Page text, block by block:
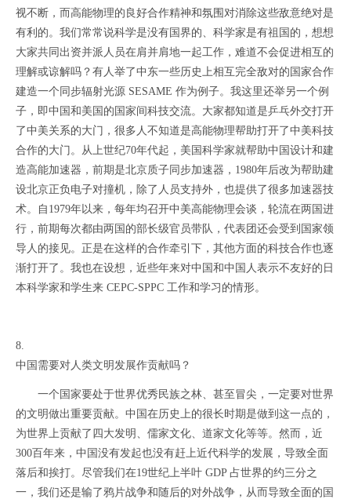
视不断，而高能物理的良好合作精神和氛围对消除这些敌意绝对是
有利的。我们常常说科学是没有国界的、科学家是有祖国的，想想
大家共同出资并派人员在肩并肩地一起工作，难道不会促进相互的
理解或谅解吗？有人举了中东一些历史上相互完全敌对的国家合作
建造一个同步辐射光源 SESAME 作为例子。我这里还举另一个例
子，即中国和美国的国家间科技交流。大家都知道是乒乓外交打开
了中美关系的大门，很多人不知道是高能物理帮助打开了中美科技
合作的大门。从上世纪70年代起，美国科学家就帮助中国设计和建
造高能加速器，前期是北京质子同步加速器，1980年后改为帮助建
设北京正负电子对撞机，除了人员支持外，也提供了很多加速器技
术。自1979年以来，每年均召开中美高能物理会谈，轮流在两国进
行，前期每次都由两国的部长级官员带队，代表团还会受到国家领
导人的接见。正是在这样的合作牵引下，其他方面的科技合作也逐
渐打开了。我也在设想，近些年来对中国和中国人表示不友好的日
本科学家和学生来 CEPC-SPPC 工作和学习的情形。
8.
中国需要对人类文明发展作贡献吗？
一个国家要处于世界优秀民族之林、甚至冒尖，一定要对世界
的文明做出重要贡献。中国在历史上的很长时期是做到这一点的，
为世界上贡献了四大发明、儒家文化、道家文化等等。然而，近
300百年来，中国没有发起也没有赶上近代科学的发展，导致全面
落后和挨打。尽管我们在19世纪上半叶 GDP 占世界的约三分之
一，我们还是输了鸦片战争和随后的对外战争，从而导致全面的国